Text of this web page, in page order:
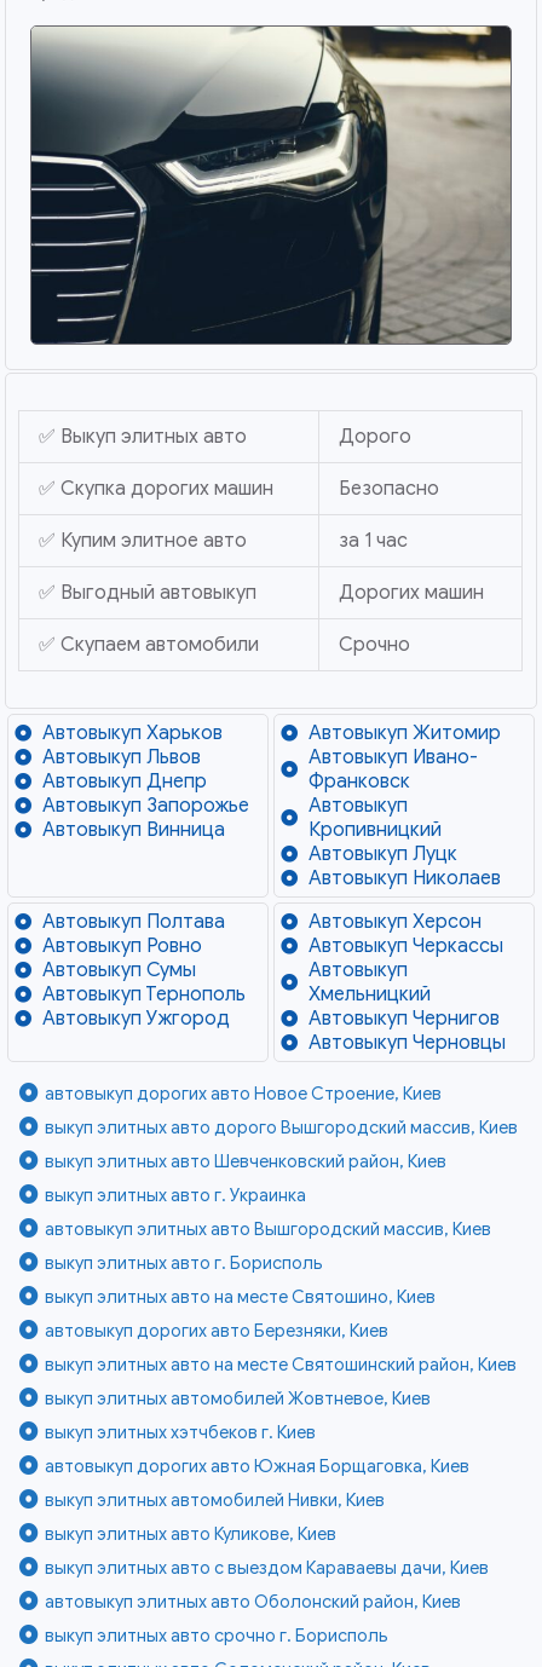
✅ Выкуп элитных авто Дорого
✅ Скупка дорогих машин Безопасно
✅ Купим элитное авто за 1 час
✅ Выгодный автовыкуп Дорогих машин
✅ Скупаем автомобили Срочно
Автовыкуп Харьков
Автовыкуп Львов
Автовыкуп Днепр
Автовыкуп Запорожье
Автовыкуп Винница
Автовыкуп Житомир
Автовыкуп Ивано-
Франковск
Автовыкуп
Кропивницкий
Автовыкуп Луцк
Автовыкуп Николаев
Автовыкуп Полтава
Автовыкуп Ровно
Автовыкуп Сумы
Автовыкуп Тернополь
Автовыкуп Ужгород
Автовыкуп Херсон
Автовыкуп Черкассы
Автовыкуп
Хмельницкий
Автовыкуп Чернигов
Автовыкуп Черновцы
автовыкуп дорогих авто Новое Строение, Киев
выкуп элитных авто дорого Вышгородский массив, Киев
выкуп элитных авто Шевченковский район, Киев
выкуп элитных авто г. Украинка
автовыкуп элитных авто Вышгородский массив, Киев
выкуп элитных авто г. Борисполь
выкуп элитных авто на месте Святошино, Киев
автовыкуп дорогих авто Березняки, Киев
выкуп элитных авто на месте Святошинский район, Киев
выкуп элитных автомобилей Жовтневое, Киев
выкуп элитных хэтчбеков г. Киев
автовыкуп дорогих авто Южная Борщаговка, Киев
выкуп элитных автомобилей Нивки, Киев
выкуп элитных авто Куликове, Киев
выкуп элитных авто с выездом Караваевы дачи, Киев
автовыкуп элитных авто Оболонский район, Киев
выкуп элитных авто срочно г. Борисполь